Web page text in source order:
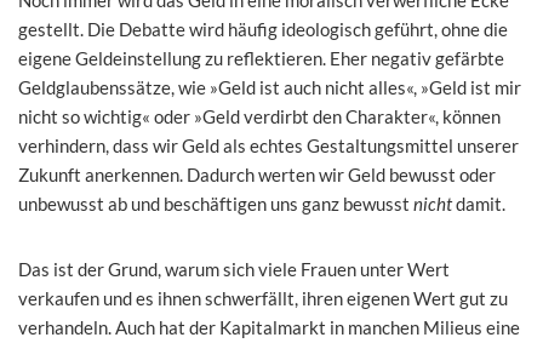
gestellt. Die Debatte wird häufig ideologisch geführt, ohne die
eigene Geldeinstellung zu reflektieren. Eher negativ gefärbte
Geldglaubenssätze, wie »Geld ist auch nicht alles«, »Geld ist mir
nicht so wichtig« oder »Geld verdirbt den Charakter«, können
verhindern, dass wir Geld als echtes Gestaltungsmittel unserer
Zukunft anerkennen. Dadurch werten wir Geld bewusst oder
unbewusst ab und beschäftigen uns ganz bewusst nichtdamit.
Das ist der Grund, warum sich viele Frauen unter Wert
verkaufen und es ihnen schwerfällt, ihren eigenen Wert gut zu
verhandeln. Auch hat der Kapitalmarkt in manchen Milieus eine